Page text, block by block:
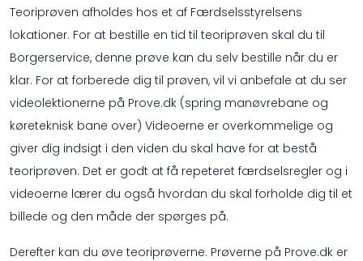
Teoriprøven afholdes hos et af Færdselsstyrelsens
lokationer. For at bestille en tid til teoriprøven skal du til
Borgerservice, denne prøve kan du selv bestille når du er
klar. For at forberede dig til prøven, vil vi anbefale at du ser
videolektionerne på Prove.dk (spring manøvrebane og
køreteknisk bane over) Videoerne er overkommelige og
giver dig indsigt i den viden du skal have for at bestå
teoriprøven. Det er godt at få repeteret færdselsregler og i
videoerne lærer du også hvordan du skal forholde dig til et
billede og den måde der spørges på.
Derefter kan du øve teoriprøverne. Prøverne på Prove.dk er